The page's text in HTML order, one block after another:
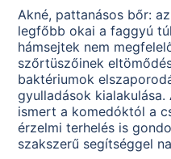
Akné, pattanásos bőr:
legfőbb okai a faggyú
hámsejtek nem
szőrtüszőinek
baktériumok
gyulladások
ismert a komedóktól a
érzelmi terhelés is
szakszerű segítséggel